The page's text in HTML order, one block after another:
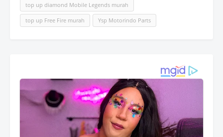
top up diamond Mobile Legends murah
top up Free Fire murah Ysp Motorindo Parts